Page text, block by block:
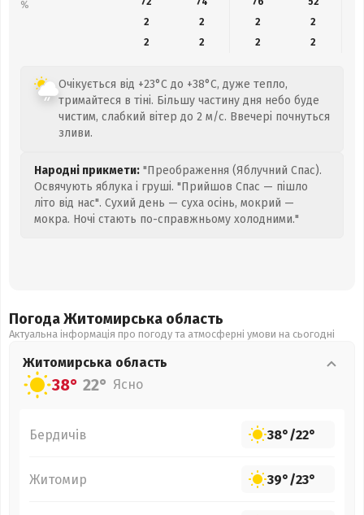
%
2
2 2
2
2
2 2 2
Очікується від +23°C до +38°C, дуже тепло,
тримайтеся в тіні. Більшу частину дня небо буде
чистим, слабкий вітер до 2 м/с. Ввечері почнуться
зливи.
Народні прикмети: "Преображення (Яблучний Спас).
Освячують яблука і груші. "Прийшов Спас — пішло
літо від нас". Сухий день — суха осінь, мокрий —
мокра. Ночі стають по-справжньому холодними."
Погода Житомирська область
Актуальна інформація про погоду та атмосферні умови на сьогодні
Житомирська область
38° 22° Ясно
Бердичів 38°/22°
Житомир 39°/23°